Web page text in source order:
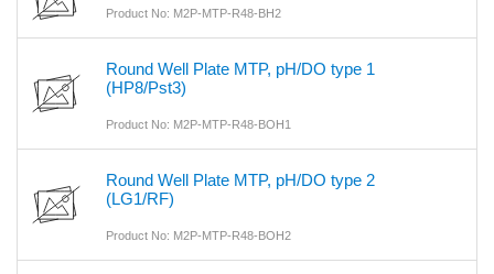
Product No: M2P-MTP-R48-BH2
Round Well Plate MTP, pH/DO type 1
(HP8/Pst3)
Product No: M2P-MTP-R48-BOH1
Round Well Plate MTP, pH/DO type 2
(LG1/RF)
Product No: M2P-MTP-R48-BOH2